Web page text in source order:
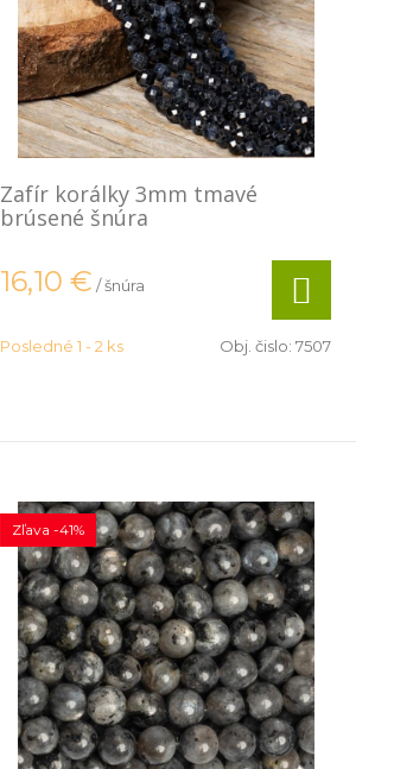
Zafír korálky 3mm tmavé
brúsené šnúra
16,10 € / šnúra
Posledné 1 - 2 ks Obj. čislo: 7507
Zľava -41%